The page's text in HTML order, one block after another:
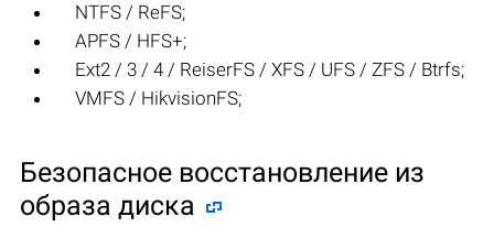
NTFS / ReFS;
APFS / HFS+;
Ext2 / 3 / 4 / ReiserFS / XFS / UFS / ZFS / Btrfs;
VMFS / HikvisionFS;
Безопасное восстановление из
образа диска